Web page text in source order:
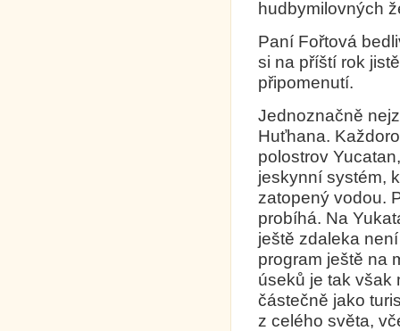
hudbymilovných
Paní Fořtová
si na příští rok
připomenutí.
Jednoznačně
Huťhana.
polostrov
jeskynní systém,
zatopený vodou.
probíhá. Na
ještě zdaleka
program ještě na
úseků je tak však
částečně jako
z celého světa,